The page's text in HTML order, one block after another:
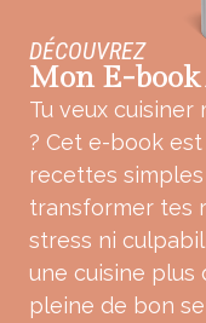
DÉCOUVREZ
Mon E-
Tu veux
? Cet e-book
recettes
transformer tes
stress ni
une cuisine plus
pleine de bon